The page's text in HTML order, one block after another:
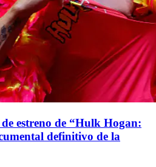
estreno de “Hulk Hogan:
definitivo de la